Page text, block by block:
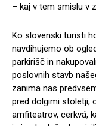
– kaj v tem smislu v
Ko slovenski turisti
navdihujemo ob
parkirišč in
poslovnih stavb
zanima nas
pred dolgimi stoletji;
amfiteatrov, cerkvá,